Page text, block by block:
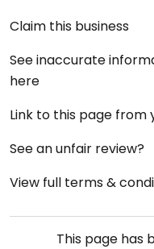
Claim this business
See inaccurate
here
Link to this page from
See an unfair review?
View full terms &
This page has